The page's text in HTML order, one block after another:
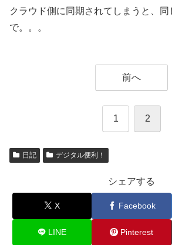
クラウド側に同期されてしまうと、
で。。。
前へ
1 2
日記 デジタル便利！
シェアする
X Facebook
LINE Pinterest